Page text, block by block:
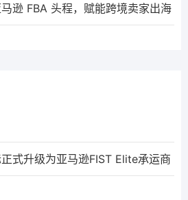
逊 FBA 头程，赋能跨境卖家出海
正式升级为亚马逊FIST Elite承运商